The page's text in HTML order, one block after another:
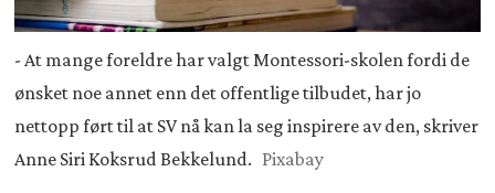
- At mange foreldre har valgt Montessori-skolen fordi de
ønsket noe annet enn det offentlige tilbudet, har jo
nettopp ført til at SV nå kan la seg inspirere av den, skriver
Anne Siri Koksrud Bekkelund. Pixabay